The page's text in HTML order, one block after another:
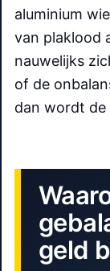
aluminium
van plaklood
nauwelijks
of de
dan wordt de
geld